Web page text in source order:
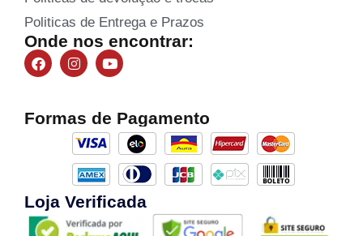
Politicas de Entrega e Prazos
Onde nos encontrar:
Formas de Pagamento
Loja Verificada